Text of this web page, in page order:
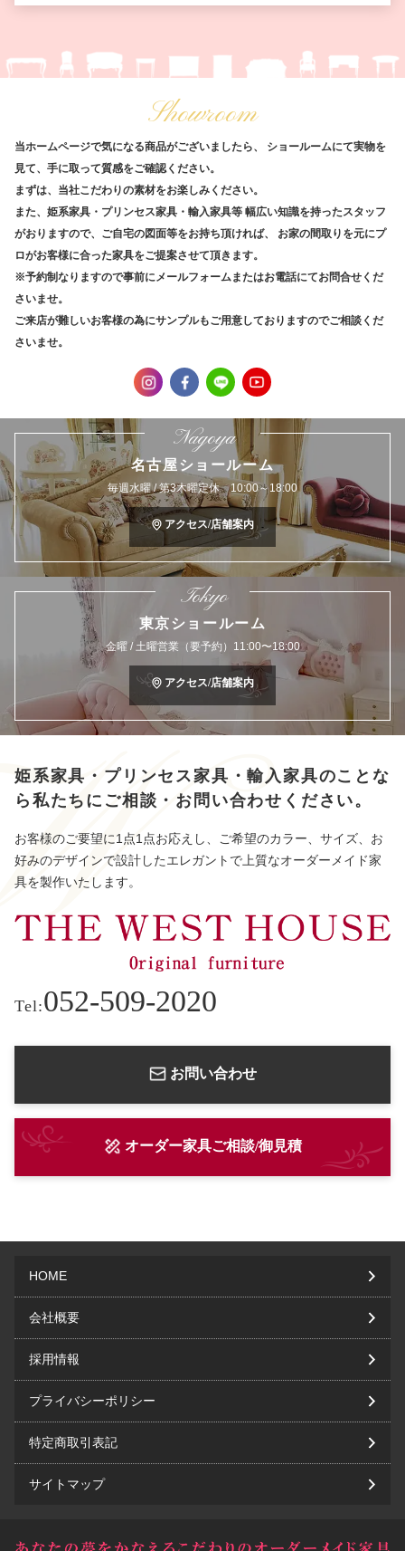
Showroom
当ホームページで気になる商品がございましたら、
ショールームにて実物を
見て、手に取って質感をご確認ください。
まずは、当社こだわりの素材をお楽しみください。
また、姫系家具・プリンセス家具・輸入家具等 幅広い知識を持ったスタッフ
がおりますので、ご自宅の図面等をお持ち頂ければ、
お家の間取りを元にプ
ロがお客様に合った家具をご提案させて頂きます。
※予約制なりますので事前にメールフォームまたはお電話にてお問合せくだ
さいませ。
ご来店が難しいお客様の為にサンプルもご用意しておりますのでご相談くだ
さいませ。
Nagoya
名古屋ショールーム
毎週水曜 / 第3木曜定休 10:00～18:00
アクセス/店舗案内
Tokyo
東京ショールーム
金曜 / 土曜営業（要予約）11:00〜18:00
アクセス/店舗案内
姫系家具・プリンセス家具・輸入家具のことな
ら 私たちにご相談・お問い合わせください。
お客様のご要望に1点1点お応えし、ご希望のカラー、サイズ、お
好みのデザインで設計したエレガントで上質なオーダーメイド家
具を製作いたします。
Tel:052-509-2020
お問い合わせ
オーダー家具ご相談/御見積
HOME
会社概要
採用情報
プライバシーポリシー
特定商取引表記
サイトマップ